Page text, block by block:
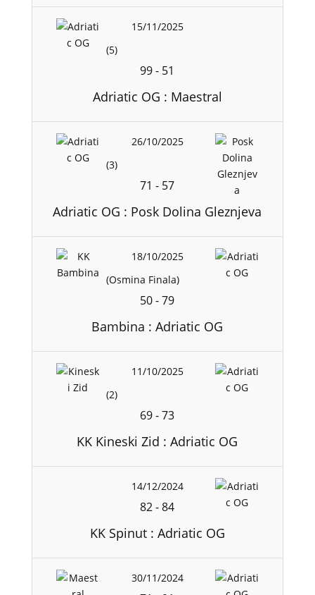
15/11/2025
(5)
99- 51
Adriatic OG : Maestral
26/10/2025
(3)
71 - 57
Adriatic OG : Posk Dolina Gleznjeva
18/10/2025
(Osmina Finala)
50-79
Bambina : Adriatic OG
11/10/2025
(2)
69-73
KK Kineski Zid : Adriatic OG
14/12/2024
82-84
KK Spinut : Adriatic OG
30/11/2024